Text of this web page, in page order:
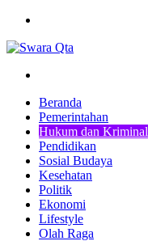
Beranda
Pemerintahan
Hukum dan Kriminal
Pendidikan
Sosial Budaya
Kesehatan
Politik
Ekonomi
Lifestyle
Olah Raga